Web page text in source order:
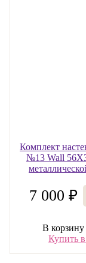
Комплект
№13 Wall
7 000 ₽
В корзину
Купить